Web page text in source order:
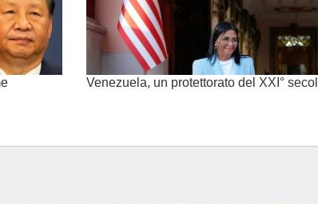
Venezuela, un protettorato del XXI°